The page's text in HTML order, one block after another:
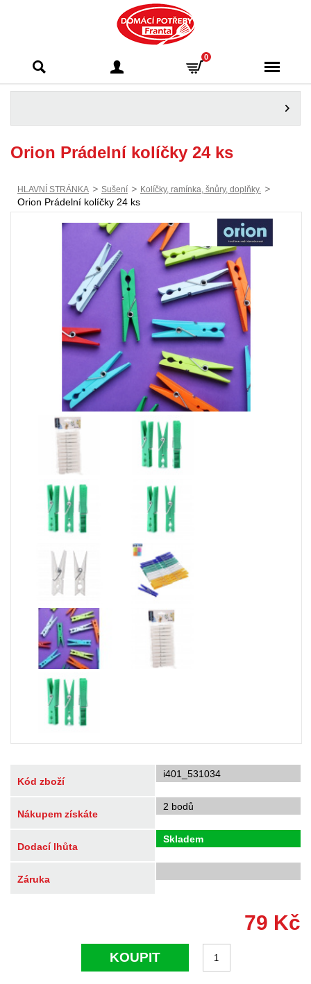
Franta - Příbram
0
Orion Prádelní kolíčky 24 ks
HLAVNÍ STRÁNKA > Sušení > Kolíčky, ramínka, šnůry, doplňky. >
Orion Prádelní kolíčky 24 ks
Kód zboží
i401_531034
Nákupem získáte
2 bodů
Dodací lhůta
Skladem
Záruka
79 Kč
KOUPIT